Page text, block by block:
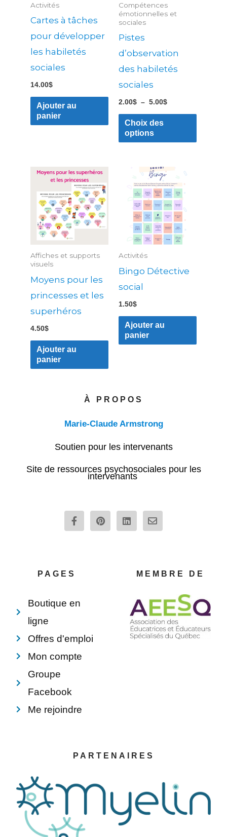
Activités
Cartes à tâches
pour développer
les habiletés
sociales
14.00$
Ajouter au
panier
Compétences
émotionnelles et
sociales
Pistes
d’observation
des habiletés
sociales
2.00$ – 5.00$
Choix des
options
du
Affiches et supports
visuels
Moyens pour les
princesses et les
superhéros
4.50$
Ajouter au
panier
Activités
Bingo Détective
social
1.50$
Ajouter au
panier
À PROPOS
Marie-Claude Armstrong
Soutien pour les intervenants
Site de ressources psychosociales pour les
intervenants
F
a
c
P
i
n
L
i
n
E
n
v
p
e
PAGES
Boutique en
ligne
Offres d'emploi
Mon compte
Groupe
Facebook
Me rejoindre
MEMBRE DE
PARTENAIRES